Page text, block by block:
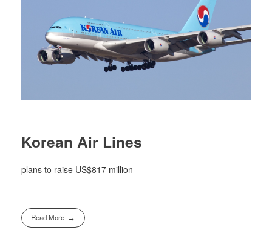
Korean Air Lines
plans to raise US$817 million
Read More